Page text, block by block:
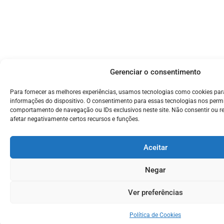
Gerenciar o consentimento
Para fornecer as melhores experiências, usamos tecnologias como cookies
informações do dispositivo. O consentimento para essas tecnologias nos
comportamento de navegação ou IDs exclusivos neste site. Não consentir ou
afetar negativamente certos recursos e funções.
Aceitar
Negar
Ver preferências
Política de Cookies